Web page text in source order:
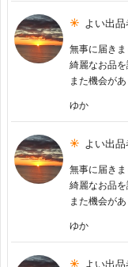
よい出
無事に届き
綺麗なお品
また機会が
ゆか
よい出
無事に届き
綺麗なお品
また機会が
ゆか
よい出